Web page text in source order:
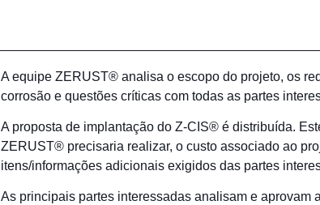
A equipe ZERUST® analisa o escopo do projeto, os
corrosão e questões críticas com todas as partes
A proposta de implantação do Z-CIS® é distribuída.
ZERUST® precisaria realizar, o custo associado ao
itens/informações adicionais exigidos das partes
As principais partes interessadas analisam e